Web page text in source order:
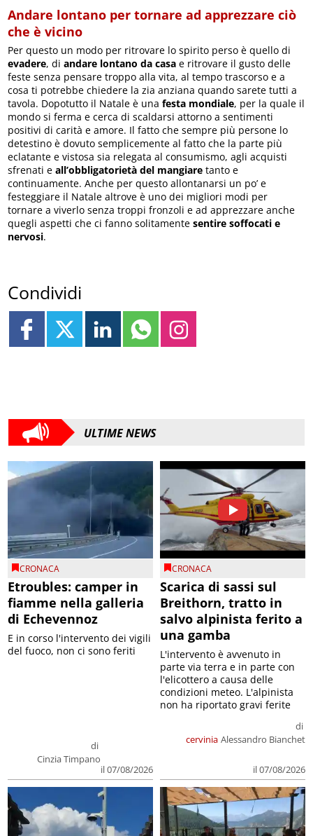
Andare lontano per tornare ad apprezzare ciò
che è vicino
Per questo un modo per ritrovare lo spirito perso è quello di
evadere, diandare lontano da casa e ritrovare il gusto delle
feste senza pensare troppo alla vita, al tempo trascorso e a
cosa ti potrebbe chiedere la zia anziana quando sarete tutti a
tavola. Dopotutto il Natale è unafesta mondiale, per la quale il
mondo si ferma e cerca di scaldarsi attorno a sentimenti
positivi di carità e amore. Il fatto che sempre più persone lo
detestino è dovuto semplicemente al fatto che la parte più
eclatante e vistosa sia relegata al consumismo, agli acquisti
sfrenati eall’obbligatorietà del mangiare tanto e
continuamente. Anche per questo allontanarsi un po’ e
festeggiare il Natale altrove è uno dei migliori modi per
tornare a viverlo senza troppi fronzoli e ad apprezzare anche
quegli aspetti che ci fanno solitamentesentire soffocati e
nervosi.
Condividi
ULTIME NEWS
CRONACA
Etroubles: camper in
fiamme nella galleria
di Echevennoz
di
Cinzia Timpano
il 07/08/2026
E in corso l'intervento dei vigili
del fuoco, non ci sono feriti
CRONACA
Scarica di sassi sul
Breithorn, tratto in
salvo alpinista ferito a
una gamba
cervinia
di
Alessandro Bianchet
il 07/08/2026
L'intervento è avvenuto in
parte via terra e in parte con
l'elicottero a causa delle
condizioni meteo. L'alpinista
non ha riportato gravi ferite